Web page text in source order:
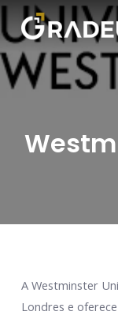
Ir
para
o
conteúdo
A Westminster
Londres e